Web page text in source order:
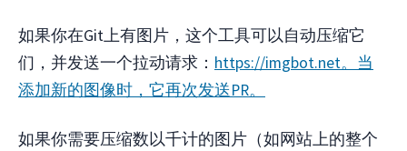
如果你在Git上有图片，这个工具可以自动压缩它
们，并发送一个拉动请求： https://imgbot.net。当
添加新的图像时，它再次发送PR。
如果你需要压缩数以千计的图片（如网站上的整个